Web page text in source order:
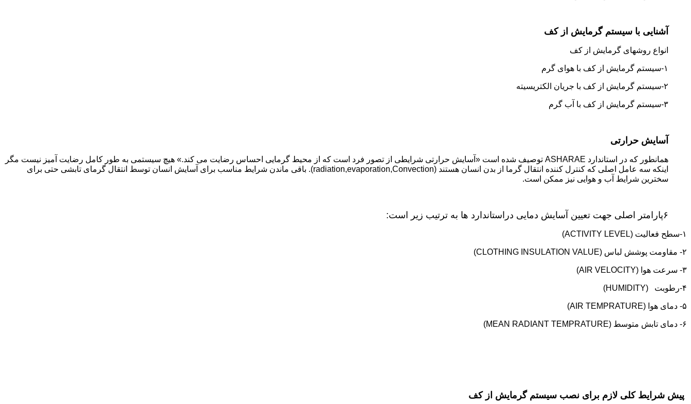
آشنایی با سیستم گرمایش از کف
انواع روشهای گرمایش از کف
١-سیستم گرمایش از کف با هوای گرم
٢-سیستم گرمایش از کف با جریان الکتریسیته
٣-سیستم گرمایش از کف با آب گرم
آسایش حرارتی
همانطور که در استاندارد ASHARAE توصیف شده است «آسایش حرارتی شرایطی از تصور فرد است که از محیط گرمایی احساس رضایت می کند.» هیچ سیستمی به طور کامل رضایت آمیز نیست مگر
اینکه سه عامل اصلی که کنترل کننده انتقال گرما از بدن انسان هستند (radiation,evaporation,Convection). باقی ماندن شرایط مناسب برای آسایش انسان توسط انتقال گرمای تابشی حتی برای
سخترین شرایط آب و هوایی نیز ممکن است.
۶پارامتر اصلی جهت تعیین آسایش دمایی دراستاندارد ها به ترتیب زیر است:
۱-سطح فعالیت (ACTIVITY LEVEL)
۲- مقاومت پوشش لباس (CLOTHING INSULATION VALUE)
۳- سرعت هوا (AIR VELOCITY)
۴-رطوبت (HUMIDITY)
۵- دمای هوا (AIR TEMPRATURE)
۶- دمای تابش متوسط (MEAN RADIANT TEMPRATURE)
پیش شرایط کلی لازم برای نصب سیستم گرمایش از کف